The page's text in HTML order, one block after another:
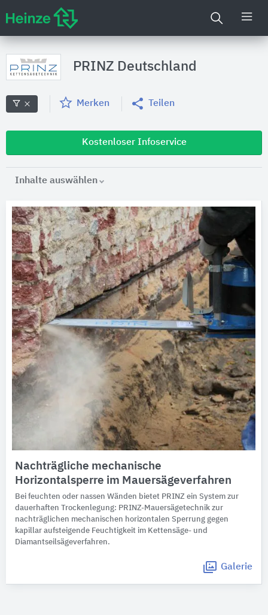
PRINZ Deutschland
Merken Teilen
Kostenloser Infoservice
Inhalte auswählen
Nachträgliche mechanische
Horizontalsperre im Mauersägeverfahren
Bei feuchten oder nassen Wänden bietet PRINZ ein System zur
dauerhaften Trockenlegung: PRINZ-Mauersägetechnik zur
nachträglichen mechanischen horizontalen Sperrung gegen
kapillar aufsteigende Feuchtigkeit im Kettensäge- und
Diamantseilsägeverfahren.
Galerie